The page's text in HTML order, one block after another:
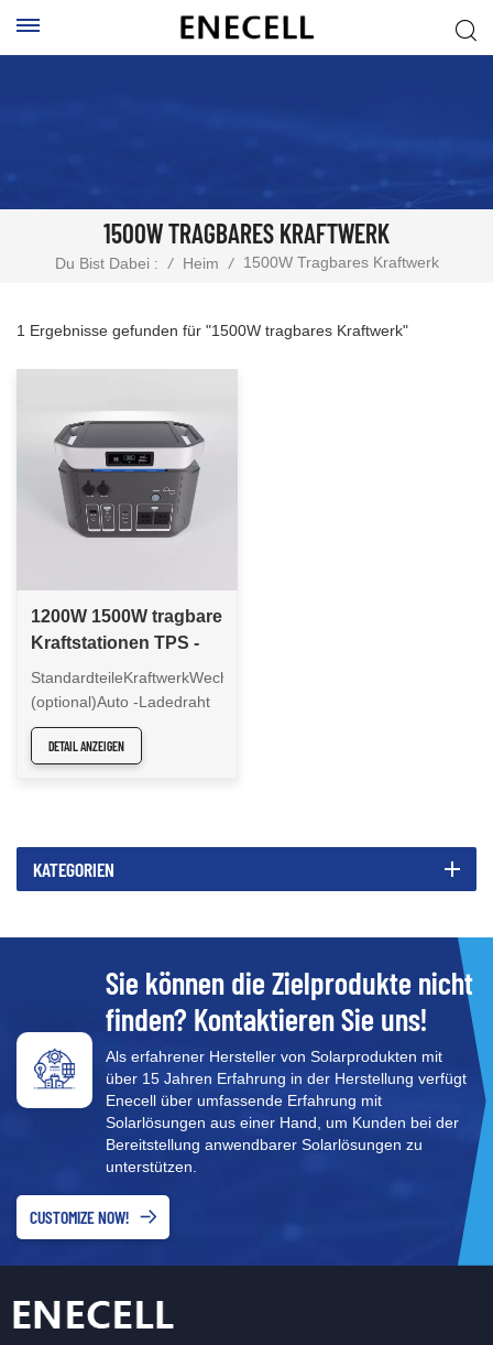
1500W TRAGBARES KRAFTWERK
Du Bist Dabei : / Heim / 1500W Tragbares Kraftwerk
1 Ergebnisse gefunden für "1500W tragbares Kraftwerk"
1200W 1500W tragbare
Kraftstationen TPS -
Serie
StandardteileKraftwerkWechselstromkabelAnweisungenAdapter
(optional)Auto -Ladedraht
(optional)Solarladendraht
(optional)
DETAIL ANZEIGEN
KATEGORIEN
Sie können die Zielprodukte nicht
finden? Kontaktieren Sie uns!
Als erfahrener Hersteller von Solarprodukten mit
über 15 Jahren Erfahrung in der Herstellung verfügt
Enecell über umfassende Erfahrung mit
Solarlösungen aus einer Hand, um Kunden bei der
Bereitstellung anwendbarer Solarlösungen zu
unterstützen.
CUSTOMIZE NOW!